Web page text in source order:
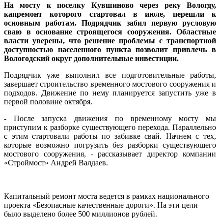
На мосту к поселку Кувшиново через реку Вологду,
капремонт которого стартовал в июле, перешли к
основным работам. Подрядчик забил первую русловую
сваю в основание строящегося сооружения. Областные
власти уверены, что решение проблемы с транспортной
доступностью населенного пункта позволит привлечь в
Вологодский округ дополнительные инвестиции.
Подрядчик уже выполнил все подготовительные работы,
завершает строительство временного мостового сооружения и
подходов. Движение по нему планируется запустить уже в
первой половине октября.
- После запуска движения по временному мосту мы
приступим к разборке существующего перехода. Параллельно
с этим стартовали работы по забивке свай. Начнем с тех,
которые возможно погрузить без разборки существующего
мостового сооружения, - рассказывает директор компании
«Строймост» Андрей Валдаев.
Капитальный ремонт моста ведется в рамках национального
проекта «Безопасные качественные дороги». На эти цели
было выделено более 500 миллионов рублей.